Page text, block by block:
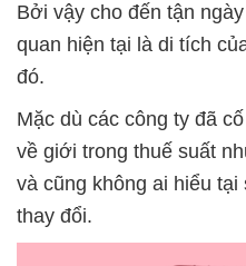
Bởi vậy cho đến tận
quan hiện tại là di tích
đó.
Mặc dù các công ty đã
về giới trong thuế suất
và cũng không ai hiểu
thay đổi.